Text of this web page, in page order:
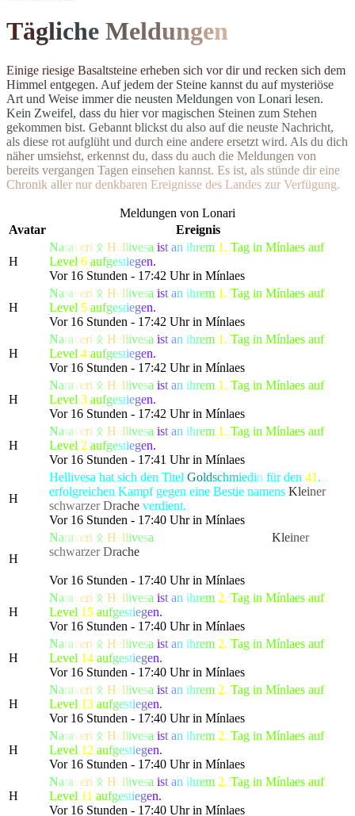
Tägliche Meldungen
Einige riesige Basaltsteine erheben sich vor dir und recken sich dem
Himmel entgegen. Auf jedem der Steine kannst du auf mysteriöse
Art und Weise immer die neusten Meldungen von Lonari lesen.
Kein Zweifel, dass du hier vor magischen Steinen zum Stehen
gekommen bist. Gebannt blickst du also auf die neuste Nachricht,
als diese rot aufglüht und durch eine andere ersetzt wird. Als du dich
näher umsiehst, erkennst du, dass du auch die Meldungen von
bereits vergangen Tagen einsehen kannst. Es ist, als stünde dir eine
Chronik aller nur denkbaren Ereignisse des Landes zur Verfügung.
Meldungen von Lonari
Avatar
Ereignis
H
Naraveri ᛟ Hellivesa ist an ihrem 1. Tag in Mínlaes auf
Level 6 aufgestiegen.
Vor 16 Stunden - 17:42 Uhr in Mínlaes
H
Naraveri ᛟ Hellivesa ist an ihrem 1. Tag in Mínlaes auf
Level 5 aufgestiegen.
Vor 16 Stunden - 17:42 Uhr in Mínlaes
H
Naraveri ᛟ Hellivesa ist an ihrem 1. Tag in Mínlaes auf
Level 4 aufgestiegen.
Vor 16 Stunden - 17:42 Uhr in Mínlaes
H
Naraveri ᛟ Hellivesa ist an ihrem 1. Tag in Mínlaes auf
Level 3 aufgestiegen.
Vor 16 Stunden - 17:42 Uhr in Mínlaes
H
Naraveri ᛟ Hellivesa ist an ihrem 1. Tag in Mínlaes auf
Level 2 aufgestiegen.
Vor 16 Stunden - 17:41 Uhr in Mínlaes
H
Hellivesa hat sich den Titel Goldschmiedin für den 41 .
erfolgreichen Kampf gegen eine Bestie namens Kleiner
schwarzer Drache verdient.
Vor 16 Stunden - 17:40 Uhr in Mínlaes
H
Naraveri ᛟ Hellivesa Kleiner
schwarzer Drache
Vor 16 Stunden - 17:40 Uhr in Mínlaes
H
Naraveri ᛟ Hellivesa ist an ihrem 2. Tag in Mínlaes auf
Level 15 aufgestiegen.
Vor 16 Stunden - 17:40 Uhr in Mínlaes
H
Naraveri ᛟ Hellivesa ist an ihrem 2. Tag in Mínlaes auf
Level 14 aufgestiegen.
Vor 16 Stunden - 17:40 Uhr in Mínlaes
H
Naraveri ᛟ Hellivesa ist an ihrem 2. Tag in Mínlaes auf
Level 13 aufgestiegen.
Vor 16 Stunden - 17:40 Uhr in Mínlaes
H
Naraveri ᛟ Hellivesa ist an ihrem 2. Tag in Mínlaes auf
Level 12 aufgestiegen.
Vor 16 Stunden - 17:40 Uhr in Mínlaes
H
Naraveri ᛟ Hellivesa ist an ihrem 2. Tag in Mínlaes auf
Level 11 aufgestiegen.
Vor 16 Stunden - 17:40 Uhr in Mínlaes